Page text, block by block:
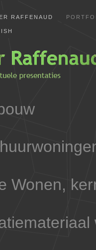
RAFFENAUD
Wonen,